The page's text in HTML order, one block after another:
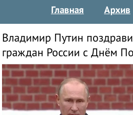
Главная Архив
Владимир Путин
граждан России с Днём